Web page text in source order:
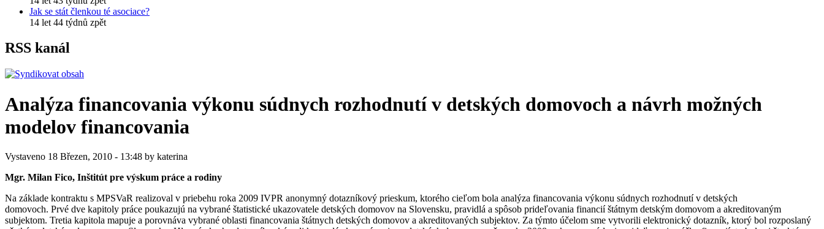
Jak se stát členkou té asociace?
14 let 44 týdnů zpět
RSS kanál
Analýza financovania výkonu súdnych rozhodnutí v detských domovoch a návrh možných
modelov financovania
Vystaveno 18 Březen, 2010 - 13:48 by katerina
Mgr. Milan Fico, Inštitút pre výskum práce a rodiny
Na základe kontraktu s MPSVaR realizoval v priebehu roka 2009 IVPR anonymný dotazníkový prieskum, ktorého cieľom bola analýza financovania výkonu súdnych rozhodnutí v detských
domovoch. Prvé dve kapitoly práce poukazujú na vybrané štatistické ukazovatele detských domovov na Slovensku, pravidlá a spôsob prideľovania financií štátnym detským domovom a akreditovaným
subjektom. Tretia kapitola mapuje a porovnáva vybrané oblasti financovania štátnych detských domovov a akreditovaných subjektov. Za týmto účelom sme vytvorili elektronický dotazník, ktorý bol rozposlaný